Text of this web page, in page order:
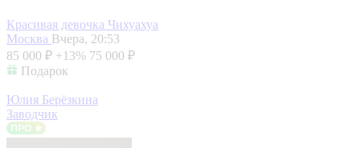
Красивая девочка Чихуахуа
Москва Вчера, 20:53
85 000 ₽ +13% 75 000 ₽
Подарок
Юлия Берёзкина
Заводчик